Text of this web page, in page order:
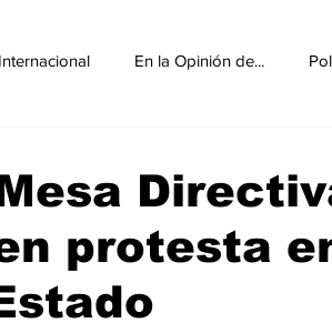
Internacional En la Opinión de...
protesta